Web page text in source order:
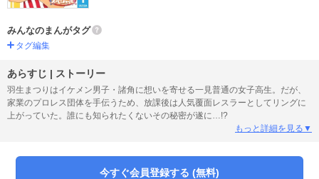
みんなのまんがタグ
タグ編集
あらすじ | ストーリー
羽生まつりはイケメン男子・諸角に想いを寄せる一見普通の女子高生。だが、
家業のプロレス団体を手伝うため、放課後は人気覆面レスラーとしてリングに
上がっていた。誰にも知られたくないその秘密が遂に…!?
もっと詳細を見る▼
今すぐ会員登録する (無料)